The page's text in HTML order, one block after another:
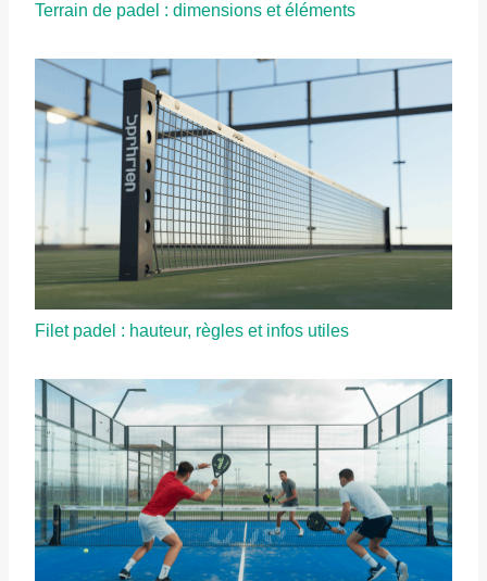
Terrain de padel : dimensions et éléments
Filet padel : hauteur, règles et infos utiles